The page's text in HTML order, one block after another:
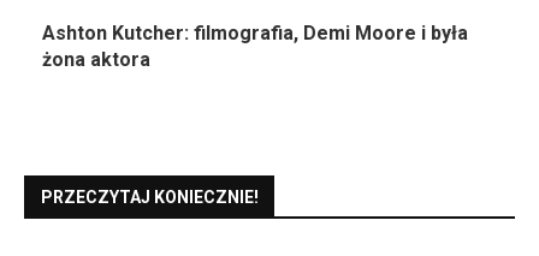
Ashton Kutcher: filmografia, Demi Moore i była
żona aktora
PRZECZYTAJ KONIECZNIE!